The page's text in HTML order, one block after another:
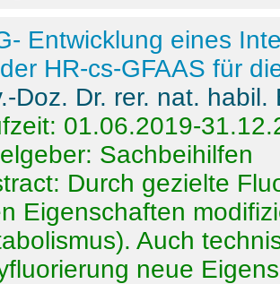
Entwicklung eines
HR-cs-GFAAS für
Doz. Dr. rer. nat.
01.06.2019-
Sachbeihilfen
Durch gezielte
Eigenschaften
Auch
neue